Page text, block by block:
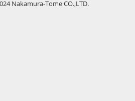
Nakamura-Tome CO.,LTD.